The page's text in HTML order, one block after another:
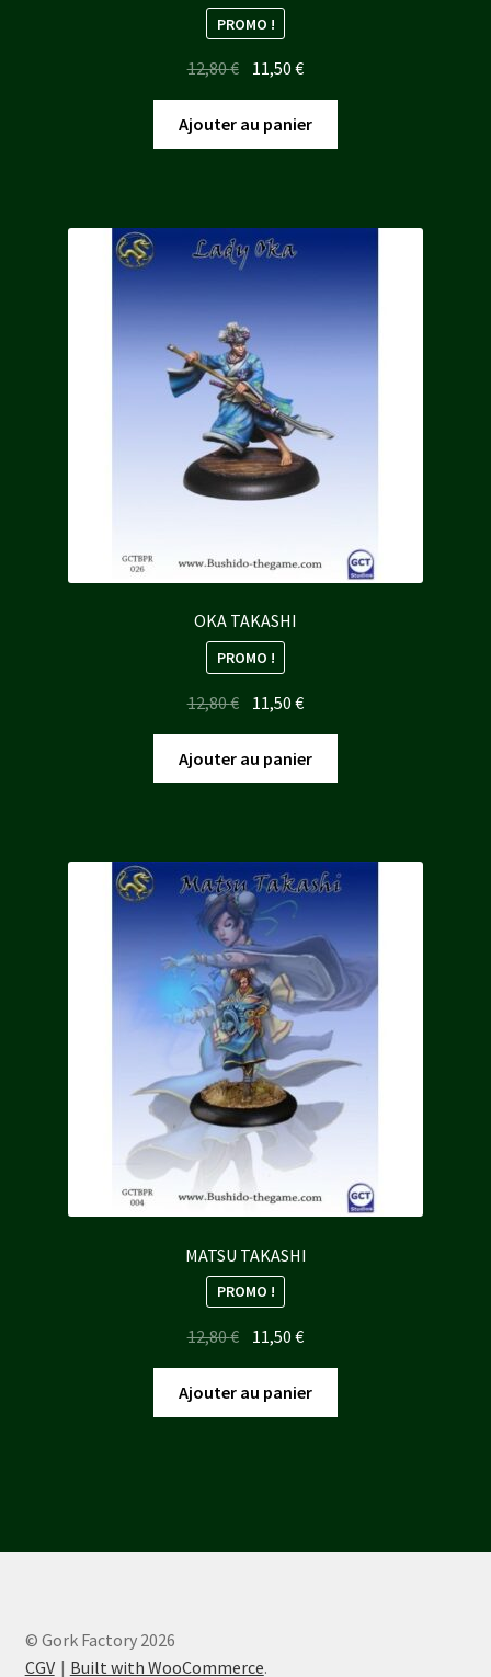
PROMO !
12,80€ Le
prix
initial
était :
11,50€Le
prix
actuel
est :
Ajouter au panier
OKA TAKASHI
PROMO !
12,80€ Le
initial
était :
11,50€Le
actuel
est :
Ajouter au panier
MATSU TAKASHI
PROMO !
12,80€ Le
prix
initial
était :
11,50€Le
prix
actuel
est :
Ajouter au panier
© Gork Factory 2026
CGV
Built with WooCommerce.